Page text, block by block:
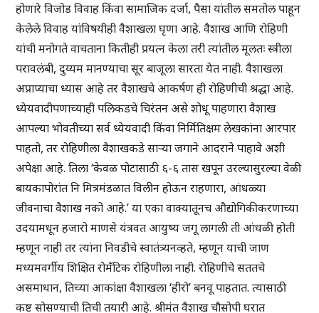
होणारे विजोड विवाह किंवा सामाजिक दर्जा, पैसा यांतील समतोल पाहून
केलेले विवाह यांविषयीही वैशाखला घृणा आहे. वैशाख आणि रोहिणी
यांची मनोगते वाचताना कितीही प्रयत्न केला तरी त्यांतील मूलतः स्त्रीला
परावलंबी, दुय्यम मानण्याचा सूर बाजूला सारता येत नाही. वैशाखला
अप्राप्याचा ध्यास आहे तर वैशाखचे आकर्षण ही रोहिणीची श्रद्धा आहे.
ध्येयवादीपणाच्याही पलिकडचे चिरंतन असे शोधू पाहणारा वैशाख
आपल्या भोवतीच्या सर्व ध्येयवादी किंवा निर्मितिक्षम लेखकांना आरपार
पाहतो, तर रोहिणीला वैशाखकडे साऱ्या जगाने आदराने पाहावे अशी
अपेक्षा आहे. तिला ‘केवळ पोटासाठी ६-६ तास खपून उरल्यासुरल्या वेळी
बायकापोरांत नि मित्रमंडळात विलीन होऊन राहणारा, आंधळ्या
जीवनाचा वैशाख नको आहे.’ या एका वाक्यातूनच औद्योगिकीकरणाच्या
उदयामधून हजारो माणसे यंत्रवत आयुष्य जगू लागली ती आंधळी होती
म्हणून नाही तर त्यांना निवडीचे स्वातंत्र्यनव्हते, म्हणून याची जाण
मध्यमवर्गीय शिक्षित रोमँटिक रोहिणीला नाही. रोहिणीचे सततचे
असमाधान, तिच्या आकांक्षा वैशाखला ‘हीरो’ बनवू पाहतात. त्यासाठी
कष्ट सोसण्याची तिची तयारी आहे. श्रीमंत वैशाख चौसोपी घरात